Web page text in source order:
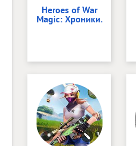
Heroes of War
Magic: Хроники.